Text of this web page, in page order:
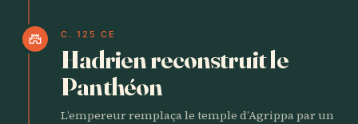
castle C. 125 CE
Hadrien reconstruit le
Panthéon
L’empereur remplaça le temple d’Agrippa par un